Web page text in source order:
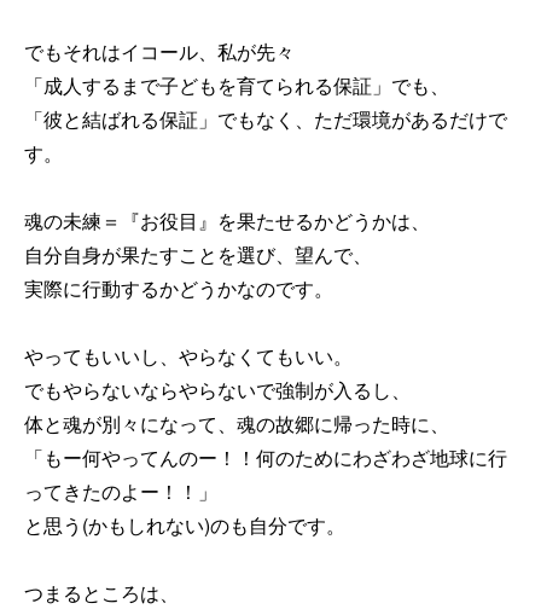
でもそれはイコール、私が先々
「成人するまで子どもを育てられる保証」でも、
「彼と結ばれる保証」でもなく、ただ環境があるだけで
す。
魂の未練＝『お役目』を果たせるかどうかは、
自分自身が果たすことを選び、望んで、
実際に行動するかどうかなのです。
やってもいいし、やらなくてもいい。
でもやらないならやらないで強制が入るし、
体と魂が別々になって、魂の故郷に帰った時に、
「もー何やってんのー！！何のためにわざわざ地球に行
ってきたのよー！！」
と思う(かもしれない)のも自分です。
つまるところは、